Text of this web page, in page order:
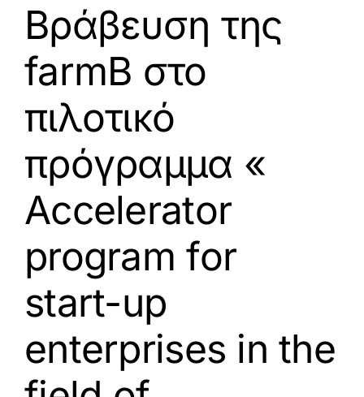
με
τίτλο
«Ψηφιακός
Μετασχηματισμός
προς
μια
Γεωργία»
Βράβευση της
farmB στο
πιλοτικό
πρόγραμμα «
Accelerator
program for
start-up
enterprises in the